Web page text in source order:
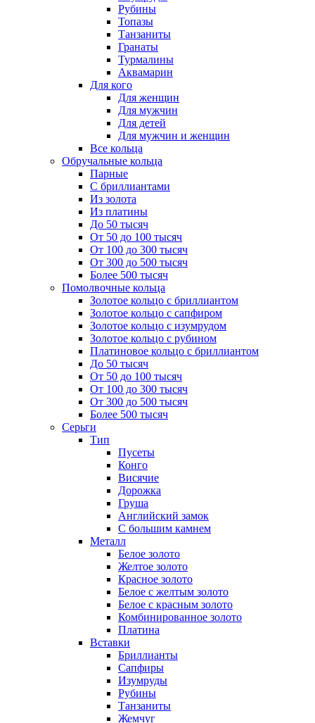
Рубины
Топазы
Танзаниты
Гранаты
Турмалины
Аквамарин
Для кого
Для женщин
Для мужчин
Для детей
Для мужчин и женщин
Все кольца
Обручальные кольца
Парные
С бриллиантами
Из золота
Из платины
До 50 тысяч
От 50 до 100 тысяч
От 100 до 300 тысяч
От 300 до 500 тысяч
Более 500 тысяч
Помолвочные кольца
Золотое кольцо с бриллиантом
Золотое кольцо с сапфиром
Золотое кольцо с изумрудом
Золотое кольцо с рубином
Платиновое кольцо с бриллиантом
До 50 тысяч
От 50 до 100 тысяч
От 100 до 300 тысяч
От 300 до 500 тысяч
Более 500 тысяч
Серьги
Тип
Пусеты
Конго
Висячие
Дорожка
Груша
Английский замок
С большим камнем
Металл
Белое золото
Желтое золото
Красное золото
Белое с желтым золото
Белое с красным золото
Комбинированное золото
Платина
Вставки
Бриллианты
Сапфиры
Изумруды
Рубины
Танзаниты
Жемчуг